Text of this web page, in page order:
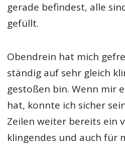
gerade befindest, alle
gefüllt.
Obendrein hat mich
ständig auf sehr gleich
gestoßen bin. Wenn mir
hat, konnte ich sicher
Zeilen weiter bereits ein
klingendes und auch für